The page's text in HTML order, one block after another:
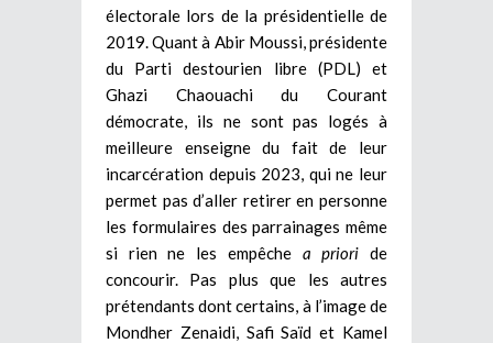
électorale lors de la présidentielle de
2019. Quant à Abir Moussi, présidente
du Parti destourien libre (PDL) et
Ghazi Chaouachi du Courant
démocrate, ils ne sont pas logés à
meilleure enseigne du fait de leur
incarcération depuis 2023, qui ne leur
permet pas d’aller retirer en personne
les formulaires des parrainages même
si rien ne les empêche a priori de
concourir. Pas plus que les autres
prétendants dont certains, à l’image de
Mondher Zenaidi, Safi Saïd et Kamel